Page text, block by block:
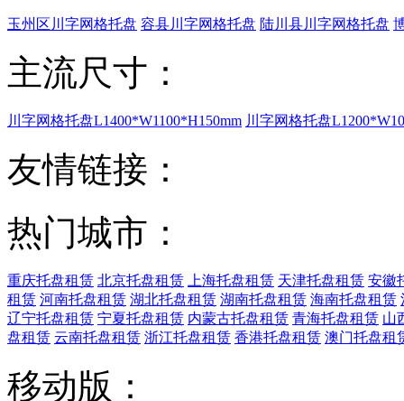
玉州区川字网格托盘 容县川字网格托盘 陆川县川字网格托盘
主流尺寸：
川字网格托盘L1400*W1100*H150mm 川字网格托盘
友情链接：
热门城市：
重庆托盘租赁 北京托盘租赁 上海托盘租赁 天津托盘租赁 安徽
租赁 河南托盘租赁 湖北托盘租赁 湖南托盘租赁 海南托盘租赁
辽宁托盘租赁 宁夏托盘租赁 内蒙古托盘租赁 青海托盘租赁 山
盘租赁 云南托盘租赁 浙江托盘租赁 香港托盘租赁 澳门托盘租
移动版：